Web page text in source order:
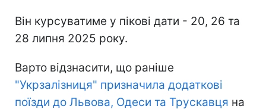
Він курсуватиме у пікові дати - 20, 26 та
28 липня 2025 року.
Варто відзнасити, що раніше
"Укрзалізниця" призначила додаткові
поїзди до Львова, Одеси та Трускавця на